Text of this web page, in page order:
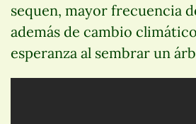
sequen, mayor frecuencia
además de cambio
esperanza al sembrar un